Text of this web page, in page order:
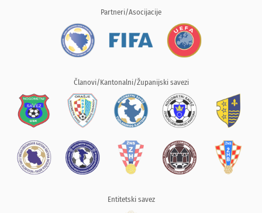
Partneri/Asocijacije
Članovi/Kantonalni/Županijski savezi
Entitetski savez